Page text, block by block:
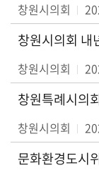
창원시의회
창원시의회 내
창원시의회
창원특례시의
창원시의회
문화환경도시